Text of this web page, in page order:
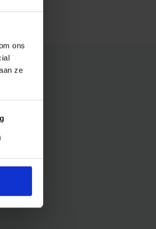
ons
ze